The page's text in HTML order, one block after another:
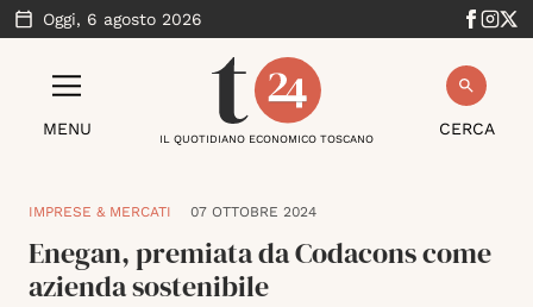
Oggi, 6 agosto 2026
MENU CERCA
IL QUOTIDIANO ECONOMICO TOSCANO
IMPRESE & MERCATI 07 OTTOBRE 2024
Enegan, premiata da Codacons come
azienda sostenibile